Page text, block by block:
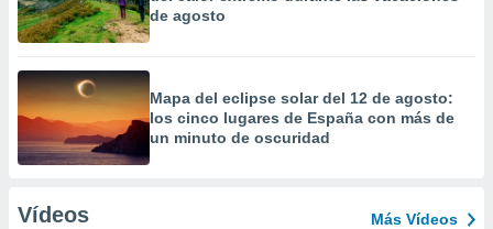
de agosto
Mapa del eclipse solar del 12 de agosto:
los cinco lugares de España con más de
un minuto de oscuridad
Vídeos Más Vídeos